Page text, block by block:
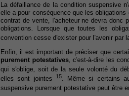
La défaillance de la condition suspensive
elle a pour conséquence que les
contrat de vente, l'acheteur ne devra donc
obligations. Lorsque que toutes les
convention cesse d'exister pour l'avenir par
Enfin, il est important de préciser que
purement potestatives, c'est-à-dire les
qui s'oblige, soit de la seule volonté du
elles sont jointes
15. Même si certains
suspensive purement potestative peut être